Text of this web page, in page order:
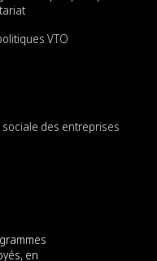
VTO
des entreprises
en